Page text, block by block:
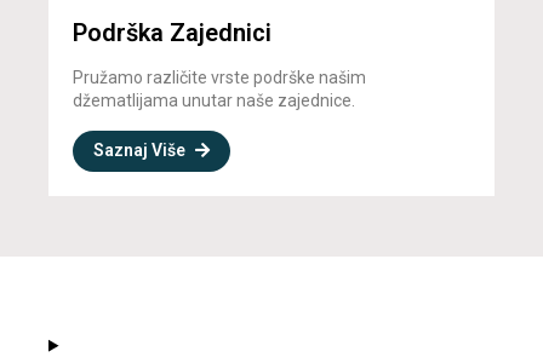
Podrška Zajednici
Pružamo različite vrste podrške našim
džematlijama unutar naše zajednice.
Saznaj Više